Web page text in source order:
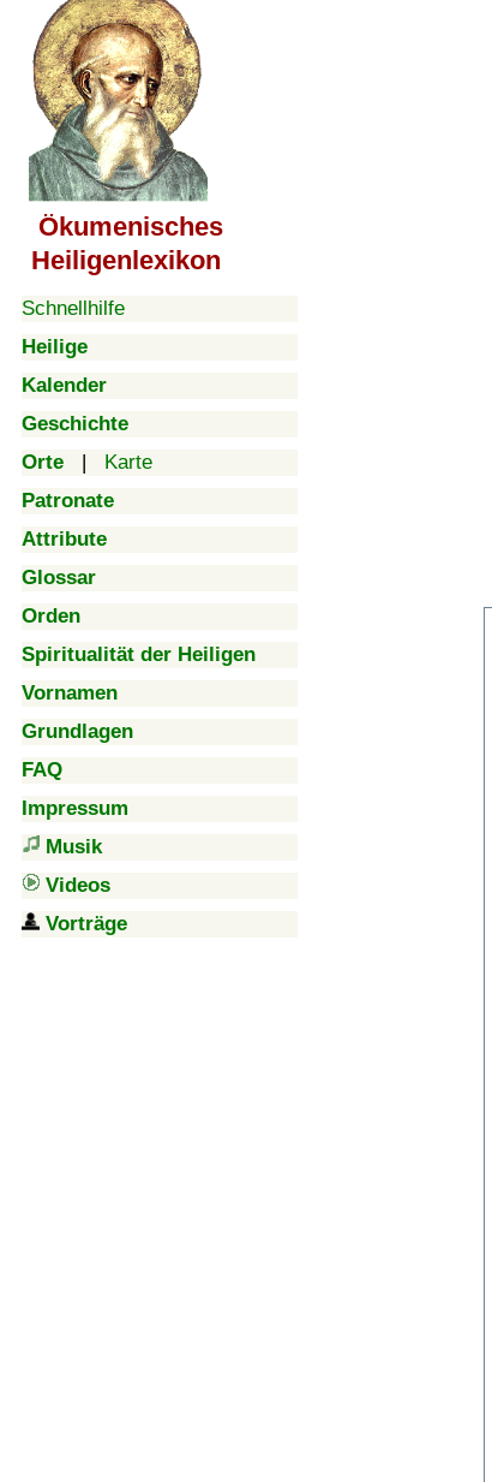
Ökumenisches
Heiligenlexikon
Schnellhilfe
Heilige
Kalender
Geschichte
Orte | Karte
Patronate
Attribute
Glossar
Orden
Spiritualität der Heiligen
Vornamen
Grundlagen
FAQ
Impressum
Musik
Videos
Vorträge